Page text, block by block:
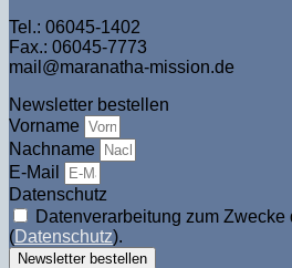
Tel.: 06045-1402
Fax.: 06045-7773
mail@maranatha-mission.de
Newsletter bestellen
Vorname
Nachname
E-Mail
Datenschutz
Datenverarbeitung zum
(Datenschutz).
Newsletter bestellen